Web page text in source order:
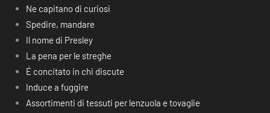
Ne capitano di curiosi
Spedire, mandare
Il nome di Presley
La pena per le streghe
É concitato in chi discute
Induce a fuggire
Assortimenti di tessuti per lenzuola e tovaglie